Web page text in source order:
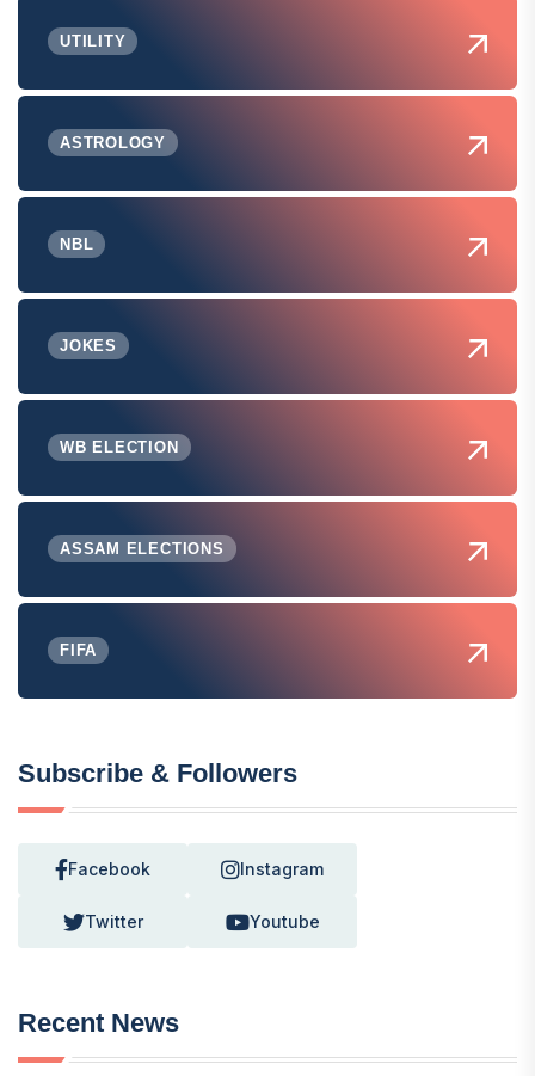
UTILITY
ASTROLOGY
NBL
JOKES
WB ELECTION
ASSAM ELECTIONS
FIFA
Subscribe & Followers
Facebook Instagram
Twitter Youtube
Recent News